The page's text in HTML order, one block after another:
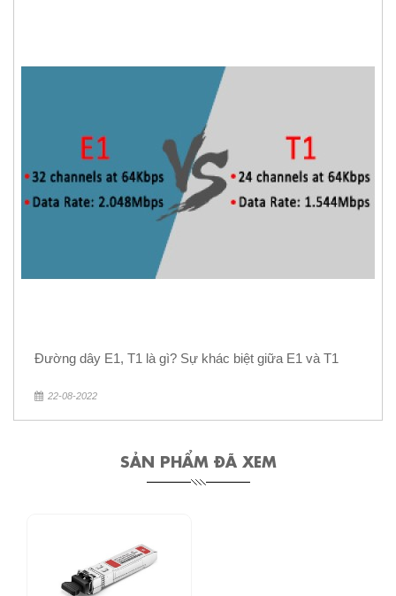
Đường dây E1, T1 là gì? Sự khác biệt giữa E1 và T1
22-08-2022
SẢN PHẨM ĐÃ XEM